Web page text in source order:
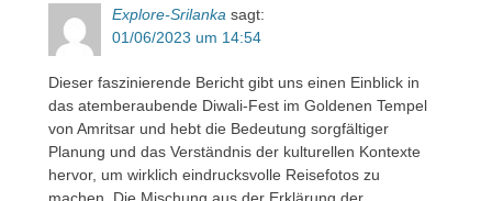
Explore-Srilanka sagt:
01/06/2023 um 14:54
Dieser faszinierende Bericht gibt uns einen Einblick in
das atemberaubende Diwali-Fest im Goldenen Tempel
von Amritsar und hebt die Bedeutung sorgfältiger
Planung und das Verständnis der kulturellen Kontexte
hervor, um wirklich eindrucksvolle Reisefotos zu